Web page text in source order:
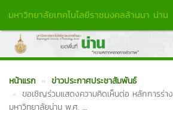
มหาวิทยาลัยเทคโนโลยีราชมงคลล้านนา น่าน
หน้าแรก
ข่าวประกาศประชาสัมพันธ์
ขอเชิญร่วมแสดงความคิดเห็นต่อ หลักการร่
มหาวิทยาลัยน่าน พ.ศ. ....